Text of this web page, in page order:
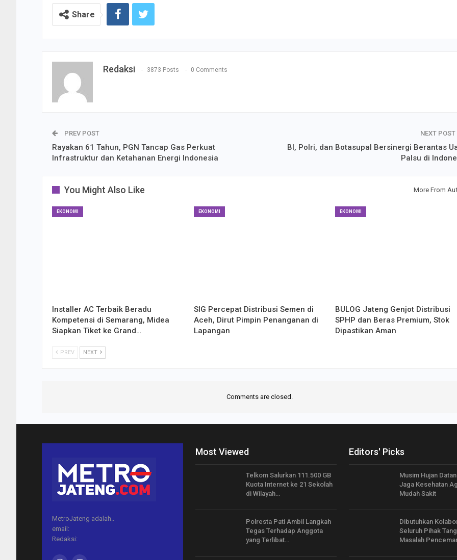
Share
Redaksi 3873 Posts 0 Comments
PREV POST
Rayakan 61 Tahun, PGN Tancap Gas Perkuat
Infrastruktur dan Ketahanan Energi Indonesia
NEXT POST
BI, Polri, dan Botasupal Bersinergi Berantas
Palsu di
You Might Also Like More From
EKONOMI
Installer AC Terbaik Beradu
Kompetensi di Semarang, Midea
Siapkan Tiket ke Grand…
EKONOMI
SIG Percepat Distribusi Semen di
Aceh, Dirut Pimpin Penanganan di
Lapangan
EKONOMI
BULOG Jateng Genjot Distribusi
SPHP dan Beras Premium, Stok
Dipastikan Aman
PREV NEXT
Comments are closed.
MetroJateng adalah..
email:
Redaksi:
Most Viewed
Telkom Salurkan 111.500 GB
Kuota Internet ke 21 Sekolah
di Wilayah…
Polresta Pati Ambil Langkah
Tegas Terhadap Anggota
yang Terlibat…
Editors' Picks
Musim Hujan
Jaga Kesehatan
Mudah Sakit
Dibutuhkan
Seluruh Pihak
Masalah